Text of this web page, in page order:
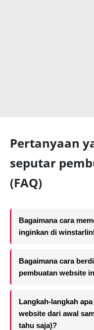
Pertanyaan
seputar
(FAQ)
Bagaimana cara
inginkan di
Bagaimana cara
pembuatan website
Langkah-langkah
website dari awal
tahu saja)?